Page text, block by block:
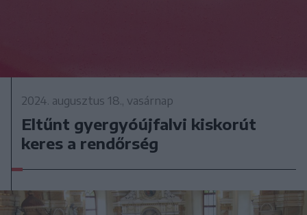
2024. augusztus 18., vasárnap
Eltűnt gyergyóújfalvi kiskorút
keres a rendőrség